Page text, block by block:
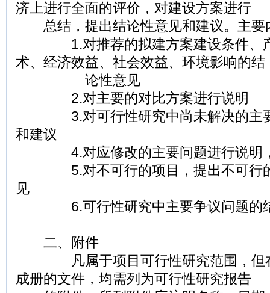
济上进行全面的评价，对建设方案进行
总结，提出结论性意见和建议。主要
1.对推荐的拟建方案建设条件、产
术、经济效益、社会效益、环境影响的结
论性意见
2.对主要的对比方案进行说明
3.对可行性研究中尚未解决的主要
和建议
4.对应修改的主要问题进行说明，
5.对不可行的项目，提出不可行的
见
6.可行性研究中主要争议问题的
二、附件
凡属于项目可行性研究范围，但在
成册的文件，均需列为可行性研究报告